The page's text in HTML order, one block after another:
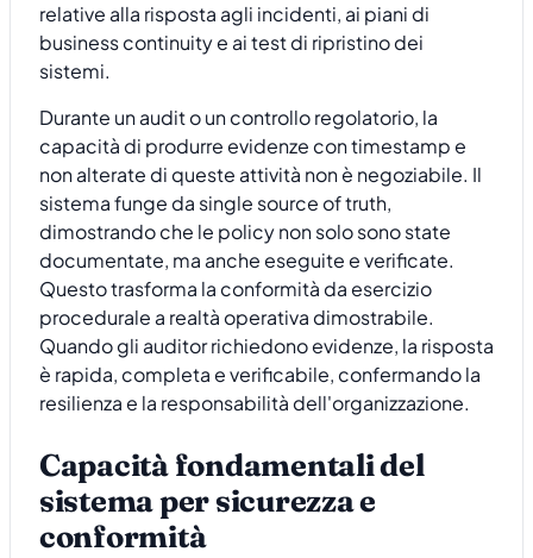
relative alla risposta agli incidenti, ai piani di
business continuity e ai test di ripristino dei
sistemi.
Durante un audit o un controllo regolatorio, la
capacità di produrre evidenze con timestamp e
non alterate di queste attività non è negoziabile. Il
sistema funge da single source of truth,
dimostrando che le policy non solo sono state
documentate, ma anche eseguite e verificate.
Questo trasforma la conformità da esercizio
procedurale a realtà operativa dimostrabile.
Quando gli auditor richiedono evidenze, la risposta
è rapida, completa e verificabile, confermando la
resilienza e la responsabilità dell'organizzazione.
Capacità fondamentali del
sistema per sicurezza e
conformità